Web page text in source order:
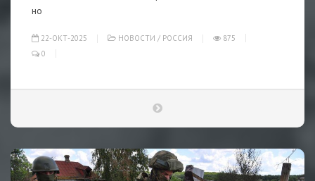
но
22-ОКТ-2025 НОВОСТИ / РОССИЯ
875
0